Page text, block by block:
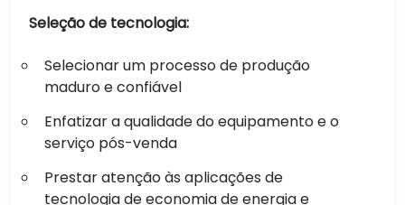
Seleção de tecnologia:
Selecionar um processo de produção
maduro e confiável
Enfatizar a qualidade do equipamento e o
serviço pós-venda
Prestar atenção às aplicações de
tecnologia de economia de energia e